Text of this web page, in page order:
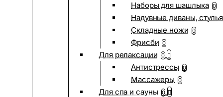
Наборы для шашлыка 0
Надувные диваны, стулья
Складные ножи 0
Фрисби 0
Для релаксации 0
Антистрессы 0
Массажеры 0
Для спа и сауны 0